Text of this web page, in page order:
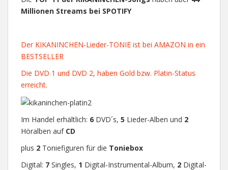
Millionen Streams bei SPOTIFY
Der KIKANINCHEN-Lieder-TONIE ist bei AMAZON in ein
BESTSELLER
Die DVD 1 und DVD 2, haben Gold bzw. Platin-Status
erreicht.
Im Handel erhältlich: 6 DVD´s, 5 Lieder-Alben und 2
Höralben auf CD
plus 2 Toniefiguren für die Toniebox
Digital: 7 Singles, 1 Digital-Instrumental-Album, 2 Digital-